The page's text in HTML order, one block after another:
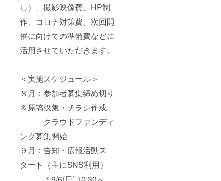
し）、撮影映像費、HP制
作、コロナ対策費、次回開
催に向けての準備費などに
活用させていただきます。
＜実施スケジュール＞
８月：参加者募集締め切り
＆原稿収集・チラシ作成
クラウドファンディ
ング募集開始
９月：告知・広報活動ス
タート（主にSNS利用）